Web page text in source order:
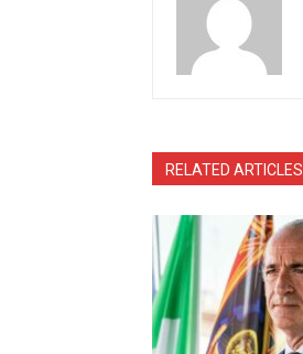
RELATED ARTICLES